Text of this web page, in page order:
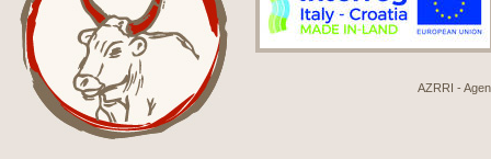
AZRRI -